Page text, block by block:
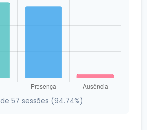
57 sessões (94.74%)